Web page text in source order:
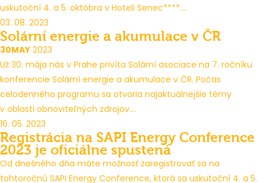
uskutoční 4. a 5. októbra v Hoteli Senec****....
03. 08. 2023
Solární energie a akumulace v ČR
30MAY 2023
Už 30. mája nás v Prahe privíta Solární asociace na 7. ročníku
konferencie Solární energie a akumulace v ČR. Počas
celodenného programu sa otvoria najaktuálnejšie témy
v oblasti obnoviteľných zdrojov....
16. 05. 2023
Registrácia na SAPI Energy Conference
2023 je oficiálne spustená
Od dnešného dňa máte možnosť zaregistrovať sa na
tohtoročnú SAPI Energy Conference, ktorá sa uskutoční 4. a 5.